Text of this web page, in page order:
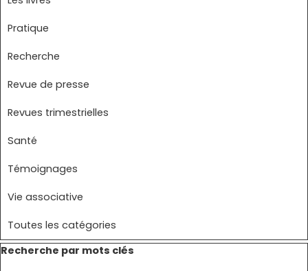
Pratique
Recherche
Revue de presse
Revues trimestrielles
Santé
Témoignages
Vie associative
Toutes les catégories
Sauter le bloc Recherche par mots clés
Recherche par mots clés